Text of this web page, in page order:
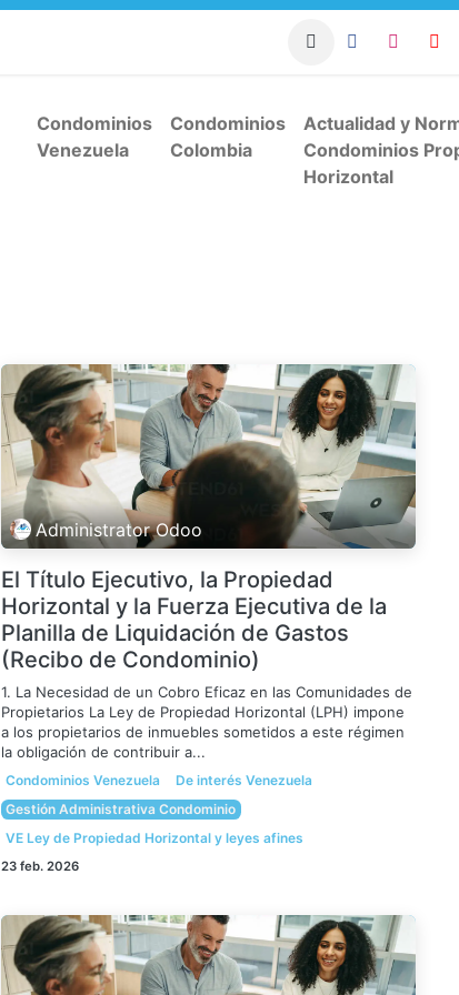
Asesorías para
Condominios
Venezuela
Condominios
Colombia
Actualidad y
Condominios
Horizontal
Administrator Odoo
El Título Ejecutivo, la Propiedad
Horizontal y la Fuerza Ejecutiva de la
Planilla de Liquidación de Gastos
(Recibo de Condominio)
1. La Necesidad de un Cobro Eficaz en las Comunidades de
Propietarios La Ley de Propiedad Horizontal (LPH) impone
a los propietarios de inmuebles sometidos a este régimen
la obligación de contribuir a...
Condominios Venezuela
De interés Venezuela
Gestión Administrativa Condominio
VE Ley de Propiedad Horizontal y leyes afines
23 feb. 2026